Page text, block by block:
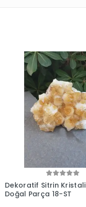
Dekoratif Sitrin Kristali
Doğal Parça 18-ST